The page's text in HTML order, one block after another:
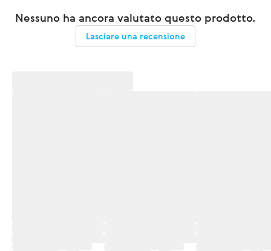
Nessuno ha ancora valutato questo prodotto.
Lasciare una recensione